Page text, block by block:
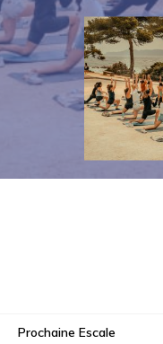
Prochaine Escale